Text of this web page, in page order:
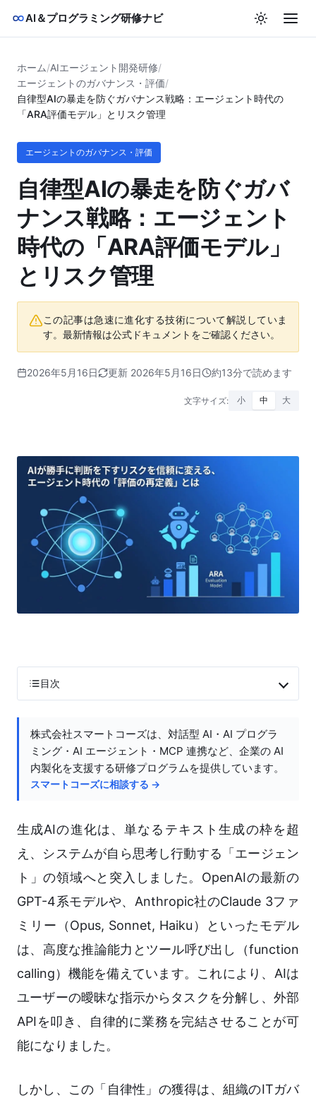
AI＆プログラミング研修ナビ
ホーム/AIエージェント開発研修/
エージェントのガバナンス・評価/
自律型AIの暴走を防ぐガバナンス戦略：エージェント時代の
「ARA評価モデル」とリスク管理
エージェントのガバナンス・評価
自律型AIの暴走を防ぐガバ
ナンス戦略：エージェント
時代の「ARA評価モデル」
とリスク管理
この記事は急速に進化する技術について解説していま
す。最新情報は公式ドキュメントをご確認ください。
2026年5月16日 更新 2026年5月16日 約13分で読めます
文字サイズ: 小 中 大
目次
株式会社スマートコーズは、対話型 AI・AI プログラ
ミング・AI エージェント・MCP 連携など、企業の AI
内製化を支援する研修プログラムを提供しています。
スマートコーズに相談する →
生成AIの進化は、単なるテキスト生成の枠を超
え、システムが自ら思考し行動する「エージェン
ト」の領域へと突入しました。OpenAIの最新の
GPT-4系モデルや、Anthropic社のClaude 3ファ
ミリー（Opus, Sonnet, Haiku）といったモデル
は、高度な推論能力とツール呼び出し（function
calling）機能を備えています。これにより、AIは
ユーザーの曖昧な指示からタスクを分解し、外部
APIを叩き、自律的に業務を完結させることが可
能になりました。
しかし、この「自律性」の獲得は、組織のITガバ